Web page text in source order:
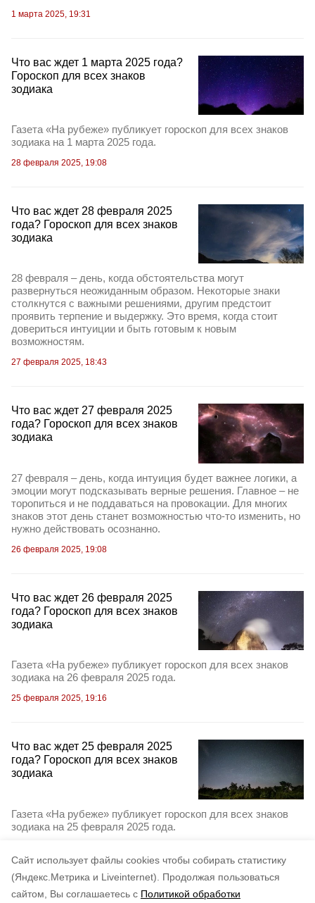
Cайт использует файлы cookies чтобы собирать статистику
(Яндекс.Метрика и Liveinternet).
Продолжая пользоваться
сайтом, Вы соглашаетесь с Политикой обработки
1 марта 2025, 19:31
Что вас ждет 1 марта 2025 года?
Гороскоп для всех знаков
зодиака
Газета «На рубеже» публикует гороскоп для всех знаков
зодиака на 1 марта 2025 года.
28 февраля 2025, 19:08
Что вас ждет 28 февраля 2025
года? Гороскоп для всех знаков
зодиака
28 февраля – день, когда обстоятельства могут
развернуться неожиданным образом. Некоторые знаки
столкнутся с важными решениями, другим предстоит
проявить терпение и выдержку. Это время, когда стоит
довериться интуиции и быть готовым к новым
возможностям.
27 февраля 2025, 18:43
Что вас ждет 27 февраля 2025
года? Гороскоп для всех знаков
зодиака
27 февраля – день, когда интуиция будет важнее логики, а
эмоции могут подсказывать верные решения. Главное – не
торопиться и не поддаваться на провокации. Для многих
знаков этот день станет возможностью что-то изменить, но
нужно действовать осознанно.
26 февраля 2025, 19:08
Что вас ждет 26 февраля 2025
года? Гороскоп для всех знаков
зодиака
Газета «На рубеже» публикует гороскоп для всех знаков
зодиака на 26 февраля 2025 года.
25 февраля 2025, 19:16
Что вас ждет 25 февраля 2025
года? Гороскоп для всех знаков
зодиака
Газета «На рубеже» публикует гороскоп для всех знаков
зодиака на 25 февраля 2025 года.